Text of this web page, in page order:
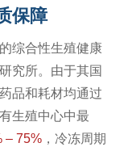
保障
综合性生殖健康
究所。由于其国
品和耗材均通过
生殖中心中最
– 75%，冷冻周期